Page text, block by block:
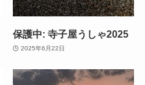
保護中: 寺子屋うしゃ2025
2025年6月22日